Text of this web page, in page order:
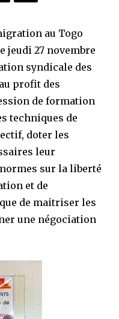
au Togo
jeudi 27 novembre
syndicale des
profit des
de formation
techniques de
doter les
leur
sur la liberté
et de
de maitriser les
une négociation